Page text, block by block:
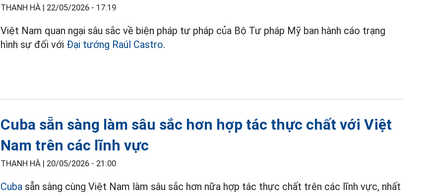
THANH HÀ | 22/05/2026 - 17:19
Việt Nam quan ngại sâu sắc về biện pháp tư pháp của Bộ Tư pháp Mỹ ban hành cáo trạng
hình sự đối với Đại tướng Raúl Castro.
Cuba sẵn sàng làm sâu sắc hơn hợp tác thực chất với Việt
Nam trên các lĩnh vực
THANH HÀ | 20/05/2026 - 21:00
Cuba sẵn sàng cùng Việt Nam làm sâu sắc hơn nữa hợp tác thực chất trên các lĩnh vực, nhất